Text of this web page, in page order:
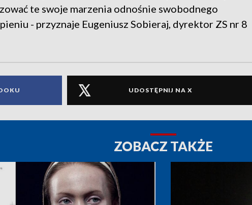
te swoje marzenia odnośnie swobodnego
- przyznaje Eugeniusz Sobieraj, dyrektor ZS nr 8
UDOSTĘPNIJ NA X
ZOBACZ TAKŻE